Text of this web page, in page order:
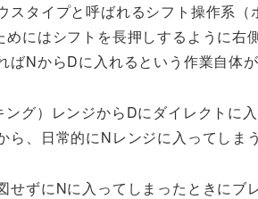
スタイプと呼ばれるシフト操作系
めにはシフトを長押しするように
ばNからDに入れるという作業自体
ング）レンジからDにダイレクトに
ら、日常的にNレンジに入ってしま
せずにNに入ってしまったときに